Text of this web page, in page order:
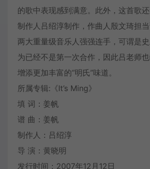
的歌中表现感到满意。此外，这首歌
制作人吕绍淳制作，作曲人殷文琦担当
两大重量级音乐人强强连手，可谓是
为已经不是第一次合作，因此吕老师
增添更加丰富的“明氏”味道。
所属专辑:《It’s Ming》
填 词：姜帆
谱 曲：姜帆
制作人：吕绍淳
导 演：黄晓明
发行时间：2007年12月12日